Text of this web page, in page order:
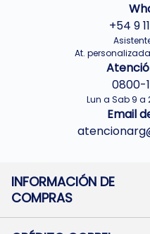
+54 9
At.
0800-
Lun a Sab 9 a
Email
INFORMACIÓN DE
COMPRAS